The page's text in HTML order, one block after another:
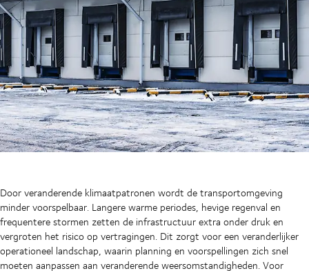
Door veranderende klimaatpatronen wordt de transportomgeving
minder voorspelbaar. Langere warme periodes, hevige regenval en
frequentere stormen zetten de infrastructuur extra onder druk en
vergroten het risico op vertragingen. Dit zorgt voor een veranderlijker
operationeel landschap, waarin planning en voorspellingen zich snel
moeten aanpassen aan veranderende weersomstandigheden. Voor